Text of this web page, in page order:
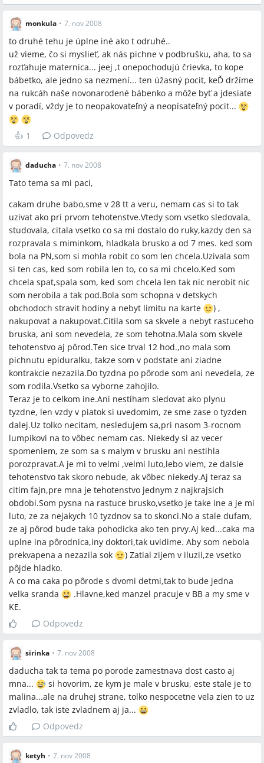
monkula • 7. nov 2008
to druhé tehu je úplne iné ako t odruhé..
už vieme, čo si myslieť, ak nás pichne v podbrušku, aha, to sa
rozťahuje maternica... jeej ,t onepochodujú črievka, to kope
bábetko, ale jedno sa nezmení... ten úžasný pocit, keĎ držíme
na rukcáh naše novonarodené bábenko a môže byť a jdesiate
v poradí, vždy je to neopakovateľný a neopísateľný pocit...
👍 1 Odpovedz
daducha • 7. nov 2008
Tato tema sa mi paci,
cakam druhe babo,sme v 28 tt a veru, nemam cas si to tak
uzivat ako pri prvom tehotenstve.Vtedy som vsetko sledovala,
studovala, citala vsetko co sa mi dostalo do ruky,kazdy den sa
rozpravala s miminkom, hladkala brusko a od 7 mes. ked som
bola na PN,som si mohla robit co som len chcela.Uzivala som
si ten cas, ked som robila len to, co sa mi chcelo.Ked som
chcela spat,spala som, ked som chcela len tak nic nerobit nic
som nerobila a tak pod.Bola som schopna v detskych
obchodoch stravit hodiny a nebyt limitu na karte
) ,
nakupovat a nakupovat.Citila som sa skvele a nebyt rastuceho
bruska, ani som nevedela, ze som tehotna.Mala som skvele
tehotenstvo aj pôrod.Ten sice trval 12 hod.,no mala som
pichnutu epiduralku, takze som v podstate ani ziadne
kontrakcie nezazila.Do tyzdna po pôrode som ani nevedela, ze
som rodila.Vsetko sa vyborne zahojilo.
Teraz je to celkom ine.Ani nestiham sledovat ako plynu
tyzdne, len vzdy v piatok si uvedomim, ze sme zase o tyzden
dalej.Uz tolko necitam, nesledujem sa,pri nasom 3-rocnom
lumpikovi na to vôbec nemam cas. Niekedy si az vecer
spomeniem, ze som sa s malym v brusku ani nestihla
porozpravat.A je mi to velmi ,velmi luto,lebo viem, ze dalsie
tehotenstvo tak skoro nebude, ak vôbec niekedy.Aj teraz sa
citim fajn,pre mna je tehotenstvo jednym z najkrajsich
obdobi.Som pysna na rastuce brusko,vsetko je take ine a je mi
luto, ze za nejakych 10 tyzdnov sa to skonci.No a stale dufam,
ze aj pôrod bude taka pohodicka ako ten prvy.Aj ked...caka ma
uplne ina pôrodnica,iny doktori,tak uvidime. Aby som nebola
prekvapena a nezazila sok
) Zatial zijem v iluzii,ze vsetko
pôjde hladko.
A co ma caka po pôrode s dvomi detmi,tak to bude jedna
velka sranda
.Hlavne,ked manzel pracuje v BB a my sme v
KE.
Odpovedz
sirinka • 7. nov 2008
daducha tak ta tema po porode zamestnava dost casto aj
mna...
si hovorim, ze kym je male v brusku, este stale je to
malina...ale na druhej strane, tolko nespocetne vela zien to uz
zvladlo, tak iste zvladnem aj ja...
Odpovedz
ketyh • 7. nov 2008